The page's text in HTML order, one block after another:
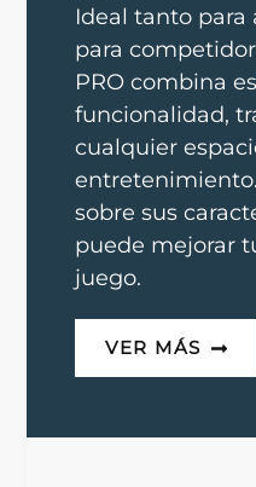
Ideal tanto para
para
PRO combina
funcionalidad,
cualquier
sobre sus
puede mejorar
juego.
VER MÁS